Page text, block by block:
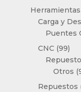
Carga y
Puentes
CNC 9999
Otros
Repuestos